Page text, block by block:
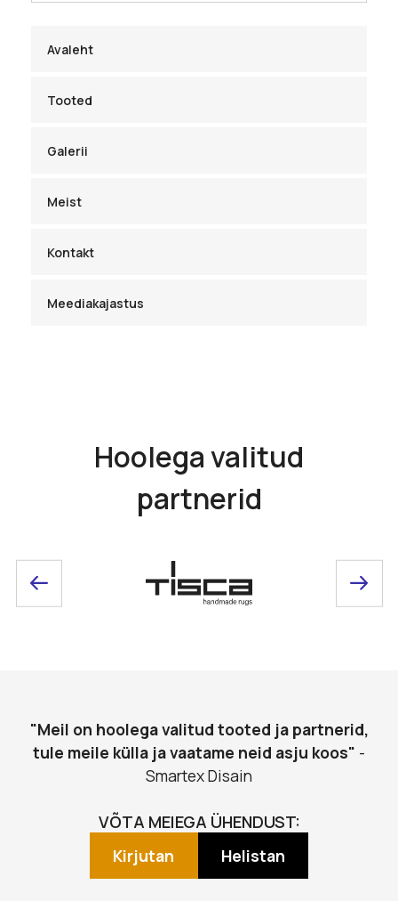
Avaleht
Tooted
Galerii
Meist
Kontakt
Meediakajastus
Hoolega valitud
partnerid
"Meil on hoolega valitud tooted ja partnerid,
tule meile külla ja vaatame neid asju koos" -
Smartex Disain
VÕTA MEIEGA ÜHENDUST:
Kirjutan Helistan